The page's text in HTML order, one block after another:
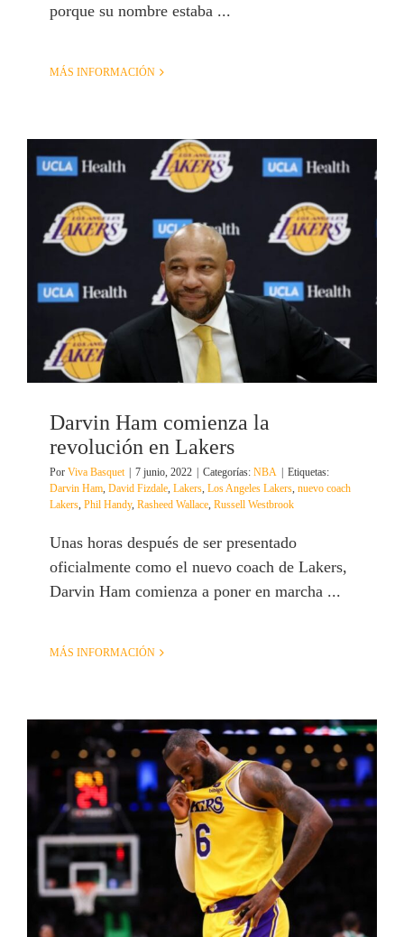
porque su nombre estaba ...
MÁS INFORMACIÓN
Darvin Ham comienza la
revolución en Lakers
Por Viva Basquet | 7 junio, 2022 | Categorías: NBA | Etiquetas:
Darvin Ham David Fizdale Lakers Los Angeles Lakers nuevo coach
Lakers Phil Handy, Rasheed Wallace Russell Westbrook
Unas horas después de ser presentado
oficialmente como el nuevo coach de Lakers,
Darvin Ham comienza a poner en marcha ...
MÁS INFORMACIÓN